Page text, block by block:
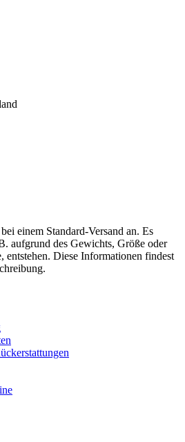
einem Standard-Versand an. Es
aufgrund des Gewichts, Größe oder
entstehen. Diese Informationen findest